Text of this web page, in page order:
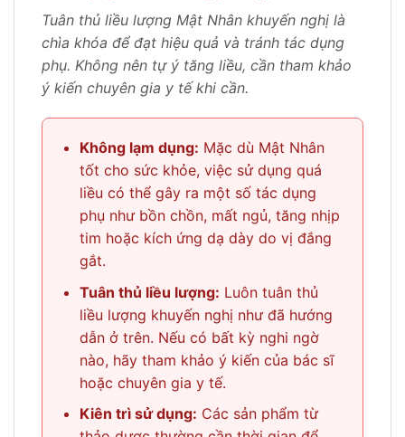
Tuân thủ liều lượng Mật Nhân khuyến nghị là
chìa khóa để đạt hiệu quả và tránh tác dụng
phụ. Không nên tự ý tăng liều, cần tham khảo
ý kiến chuyên gia y tế khi cần.
Không lạm dụng: Mặc dù Mật Nhân
tốt cho sức khỏe, việc sử dụng quá
liều có thể gây ra một số tác dụng
phụ như bồn chồn, mất ngủ, tăng nhịp
tim hoặc kích ứng dạ dày do vị đắng
gắt.
Tuân thủ liều lượng: Luôn tuân thủ
liều lượng khuyến nghị như đã hướng
dẫn ở trên. Nếu có bất kỳ nghi ngờ
nào, hãy tham khảo ý kiến của bác sĩ
hoặc chuyên gia y tế.
Kiên trì sử dụng: Các sản phẩm từ